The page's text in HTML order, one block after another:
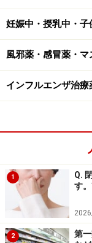
ません。不妊な
て、あることな
聞くところによ
は毒であると説
らく「人工添加
う漠然としたイ
しかし、「天然
た、それ自体が
は、毒や未知の
ちがそうした危
妊娠中・授乳中・子
風邪薬・感冒薬・マ
インフルエンザ治
1
Q.
す
2
第